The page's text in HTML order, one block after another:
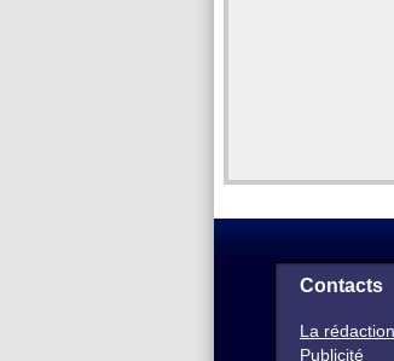
Contacts
La rédaction
Publicité